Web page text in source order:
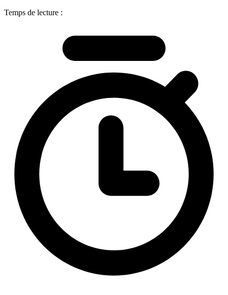
Temps de lecture :